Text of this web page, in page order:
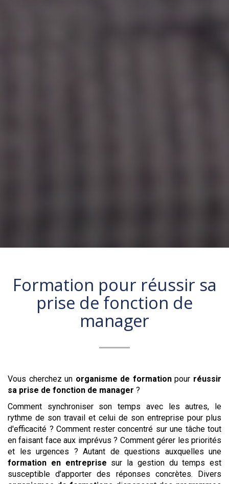
Formation pour réussir sa
prise de fonction de
manager
Vous cherchez un organisme de formationpour réussir
sa prise de fonction de manager ?
Comment synchroniser son temps avec les autres, le
rythme de son travail et celui de son entreprise pour plus
d'efficacité ? Comment rester concentré sur une tâche tout
en faisant face aux imprévus ? Comment gérer les priorités
et les urgences ? Autant de questions auxquelles une
formation en entreprise sur la gestion du temps est
susceptible d’apporter des réponses concrètes. Divers